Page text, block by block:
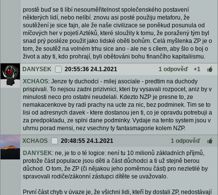
prostě buď se ti líbí nesouměřitelnost společenského postavení
některých lidí, nebo nelíbí. znovu asi posté použiju metaforu, že
soutěžení je sice fajn, ale že naše civilizace se poněkud posunula od
míčových her v pojetí Aztéků, které sloužily k tomu, že poražený tým byl
snad prý posléze použit jako lidské oběti bohům. Celá myšlenka ZP je o
tom, že soutěž na volném trhu sice ano - ale ne s cílem, aby šlo o boj o
život a aby ti, kdo prohrají, byli obětováni bohu finančího kapitaliismu.
DANYSEK
20:55:36 24.1.2021 1 odpověď
+1
XCHAOS: Jenze ty duchodci - milej asociale - predtim na duchody
prispivali. To nejsou zadni prizivnici, kteri by vysavali rozpocet, aniz by v
minulosti neco pro ostatni neudelali. Kdezto NZP je presne to, ze
nemakacenkove by radi prachy na ucte za nic, bez podminek. Tim se to
lisi od adresnych davek - ktere dostanou jen ti, co je opravdu potrebuji a
za predpokladu, ze splni dane podminky. Vydaje na tento system jsou v
uhrnu porad mensi, nez vsechny ty fantasmagorie kolem NZP.
XCHAOS
20:48:55 24.1.2021
1 odpověď
DANYSEK: ne, je to o té logice: není tu 10 milionů základních příjmů,
protože část populace jsou děti a část důchodci a ti už stejně berou
důchod. O tom, že ZP (či nějakou jeho poměrnou část) pro nezletilé by
spravovali rodiče/zákonní zástupci dítěte se uvažovalo.
První část chyb v úvaze je, že všichni lidi, kteří by dostali ZP, nedostávají